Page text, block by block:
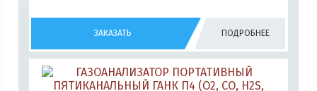
ЗАКАЗАТЬ ПОДРОБНЕЕ